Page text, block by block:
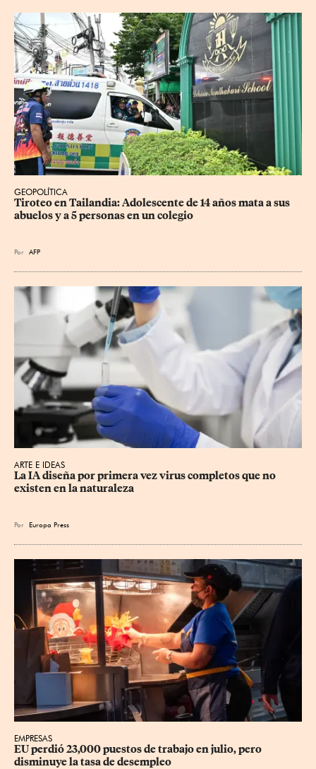
GEOPOLÍTICA
Tiroteo en Tailandia: Adolescente de 14 años mata a sus
abuelos y a 5 personas en un colegio
Por AFP
ARTE E IDEAS
La IA diseña por primera vez virus completos que no
existen en la naturaleza
Por Europa Press
EMPRESAS
EU perdió 23,000 puestos de trabajo en julio, pero
disminuye la tasa de desempleo